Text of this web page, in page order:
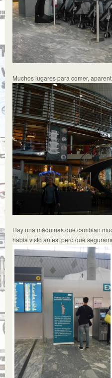
Muchos lugares para comer,
Hay una máquinas que cambian
había visto antes, pero que